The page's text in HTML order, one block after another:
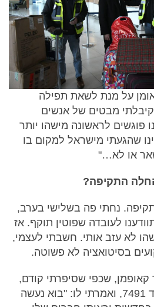
על מנת לשאת תפילה
מבטים של אנשים
פוגשים לראשונה מישהו יותר
שהגעתי מישראל למקום בו
או לא…"
התקיפה?
נחתי פה בשלישי בערב,
לעובדה שפוטין תוקף. אז
לא עזב אותי. חשבתי לעצמי,
בסיטואציה לא פשוטה.
קאופמן, שכפי שסיפרתי קודם,
הוא השליח אצלנו בגדוד 7491, ואמרתי לו: "בוא נעשה